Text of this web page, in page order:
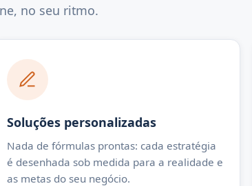
no seu ritmo.
Soluções personalizadas
Nada de fórmulas prontas: cada estratégia
é desenhada sob medida para a realidade e
as metas do seu negócio.